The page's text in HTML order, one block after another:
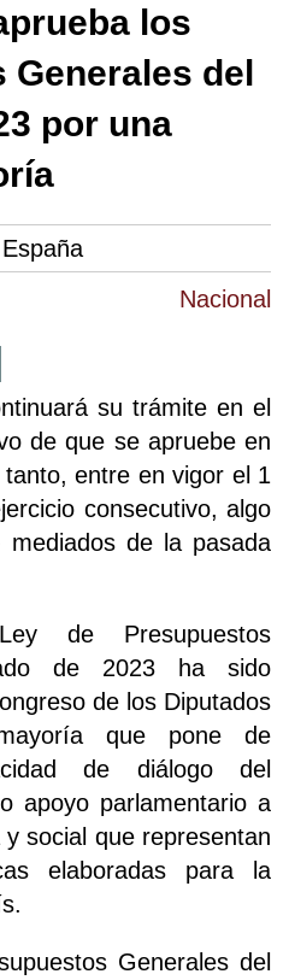
Nacional
los
Generales del
por una
su trámite en el
de que se apruebe en
entre en vigor el 1
consecutivo, algo
de la pasada
de Presupuestos
de 2023 ha sido
de los Diputados
que pone de
de diálogo del
apoyo parlamentario a
social que representan
elaboradas para la
Generales del